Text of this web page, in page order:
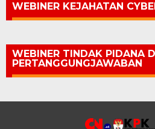
WEBINER KEJAHATAN
WEBINER TINDAK PIDANA
PERTANGGUNGJAWABAN